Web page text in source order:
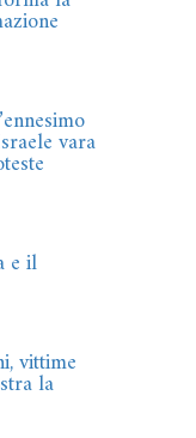
vara
e il
vittime
la